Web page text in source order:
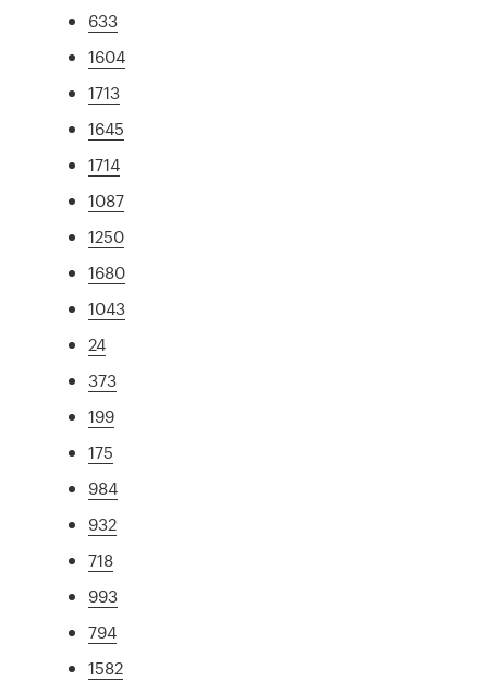
633
1604
1713
1645
1714
1087
1250
1680
1043
24
373
199
175
984
932
718
993
794
1582